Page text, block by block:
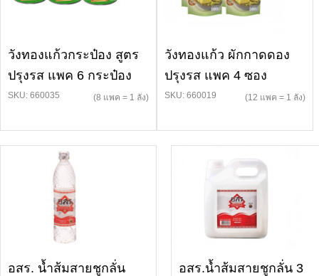
วังทองแก้วกระป๋อง สูตร
ปรุงรส แพค 6 กระป๋อง
SKU: 660035 (8 แพค = 1 ลัง)
วังทองแก้ว ผักกาดดอง
ปรุงรส แพค 4 ซอง
SKU: 660019 (12 แพค = 1 ลัง)
อสร. น้ำส้มสายชูกลั่น
อสร.น้ำส้มสายชูกลั่น 3